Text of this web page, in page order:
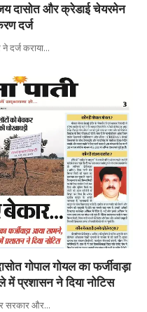
दासोत और क्रेडाई चेयरमेन
दर्ज
ने दर्ज कराया…
गोपाल गोयल का फर्जीवाड़ा
प्रशासन ने दिया नोटिस
सरकार और…